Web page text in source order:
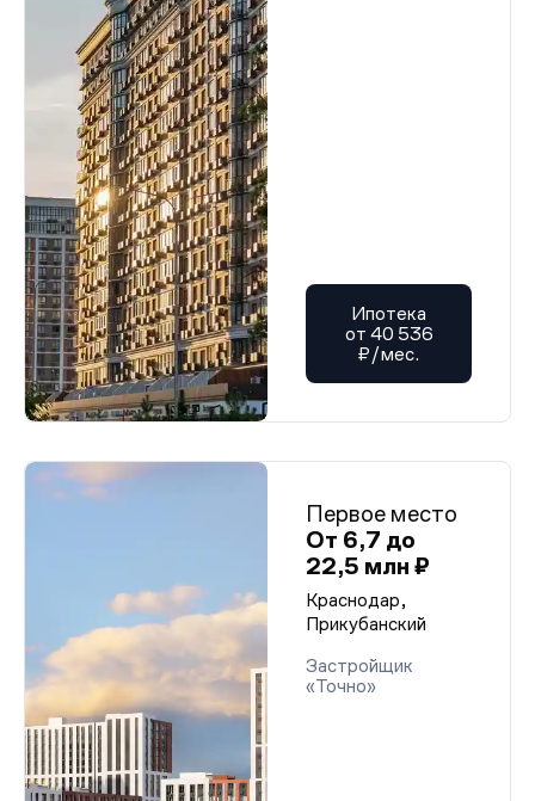
Ипотека
от 40 536
₽/мес.
Первое место
От 6,7 до
22,5 млн ₽
Краснодар,
Прикубанский
Застройщик
«Точно»